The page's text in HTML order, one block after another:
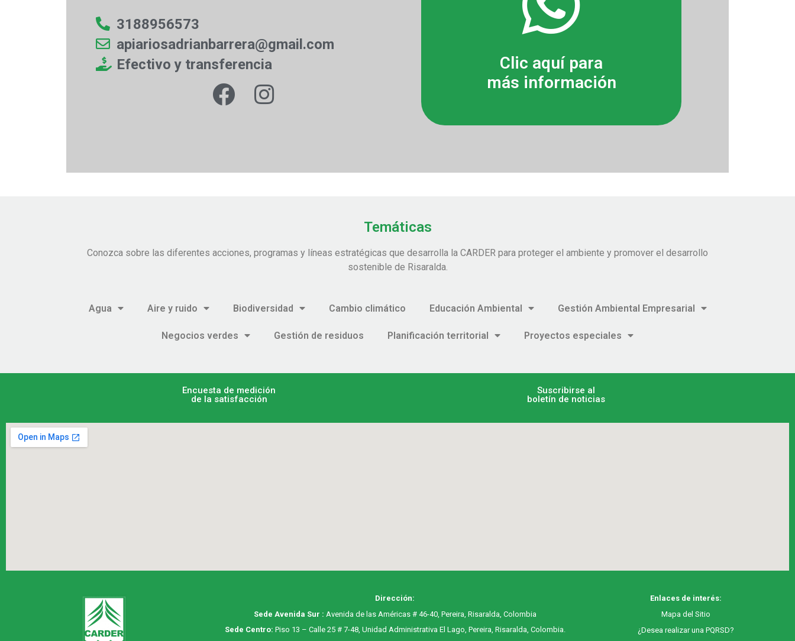
3188956573
apiariosadrianbarrera@gmail.com
Efectivo y transferencia
Clic aquí para
más información
Temáticas
Conozca sobre las diferentes acciones, programas y líneas estratégicas que desarrolla la CARDER para proteger el ambiente y promover el desarrollo
sostenible de Risaralda.
Agua Aire y ruido Biodiversidad Cambio climático Educación Ambiental Gestión Ambiental Empresarial
Negocios verdes Gestión de residuos Planificación territorial Proyectos especiales
Encuesta de medición
de la satisfacción
Suscribirse al
boletín de noticias
Dirección:
Sede Avenida Sur : Avenida de las Américas # 46-40, Pereira, Risaralda, Colombia
Sede Centro: Piso 13 – Calle 25 # 7-48, Unidad Administrativa El Lago, Pereira, Risaralda, Colombia.
Enlaces de interés:
Mapa del Sitio
¿Desea realizar una PQRSD?